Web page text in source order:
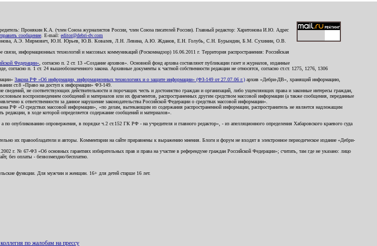
Пронякин К.А. (член Союза журналистов России, член Союза писателей России). Главный редактор: Харитонова И.Ю. Адрес
сообщение . E-mail: editor@debri-dv.com
А.Э. Мирмович, Ю.Н. Юрьев, Ю.В. Ковалев, Л.Н. Левина, А.Ю. Жданов, Е.Н. Голубь, С.Н. Бурындин, Б.М. Сухинин, О.В.
информационных технологий и массовых коммуникаций (Роскомнадзор) 16.06.2011 г. Территория распространения: Российская
Федерации» , согласно п. 2 ст. 13 «Создание архивов». Основной фонд архива составляют публикации газет и журналов, изданные
п. 1 ст. 24 вышеобозначенного закона. Архивные документы к частной собственности редакции не относятся, согласно ст.ст. 1275, 1276, 1306
Закона РФ «Об информации, информационных технологиях и о защите информации» (ФЗ-149 от 27.07.06 г.) архив «Дебри-ДВ», хранящий информацию,
ст.8 «Право на доступ к информации» ФЗ-149.
не соответствующих действительности и порочащих честь и достоинство граждан и организаций, либо ущемляющих права и законные интересы граждан,
воспроизведением сообщений и материалов или их фрагментов, распространенных другим средством массовой информации (а также сообщения, переданные
к ответственности за данное нарушение законодательства Российской Федерации о средствах массовой информации».
«О средствах массовой информации», «по делам, вытекающим из содержания распространенной информации, распространитель не является надлежащим
в ходе которой определяется содержание сообщений и материалов».
опубликованию опровержения, в порядке ч.2 ст.152 ГК РФ - на учредителя и главного редактор», - из апелляционного определения Хабаровского краевого суда
их правообладатели и авторы. Комментарии на сайте приравнены к выражению мнения. Блоги и форум не входят в электронное периодическое издание «Дебри-
г. № 67-ФЗ «Об основных гарантиях избирательных прав и права на участие в референдуме граждан Российской Федерации»; считать, там где не указано: лицо
без оплаты - безвозмездно/бесплатно.
функции. Для мужчин и женщин. 16+ для детей старше 16 лет.